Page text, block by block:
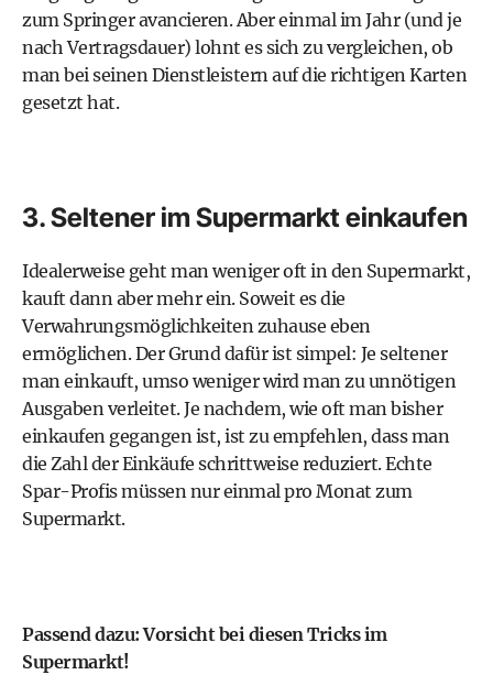
zum Springer avancieren. Aber einmal im Jahr (und je
nach Vertragsdauer) lohnt es sich zu vergleichen, ob
man bei seinen Dienstleistern auf die richtigen Karten
gesetzt hat.
3. Seltener im Supermarkt einkaufen
Idealerweise geht man weniger oft in den Supermarkt,
kauft dann aber mehr ein. Soweit es die
Verwahrungsmöglichkeiten zuhause eben
ermöglichen. Der Grund dafür ist simpel: Je seltener
man einkauft, umso weniger wird man zu unnötigen
Ausgaben verleitet. Je nachdem, wie oft man bisher
einkaufen gegangen ist, ist zu empfehlen, dass man
die Zahl der Einkäufe schrittweise reduziert. Echte
Spar-Profis müssen nur einmal pro Monat zum
Supermarkt.
Passend dazu:Vorsicht bei diesen Tricks im
Supermarkt!